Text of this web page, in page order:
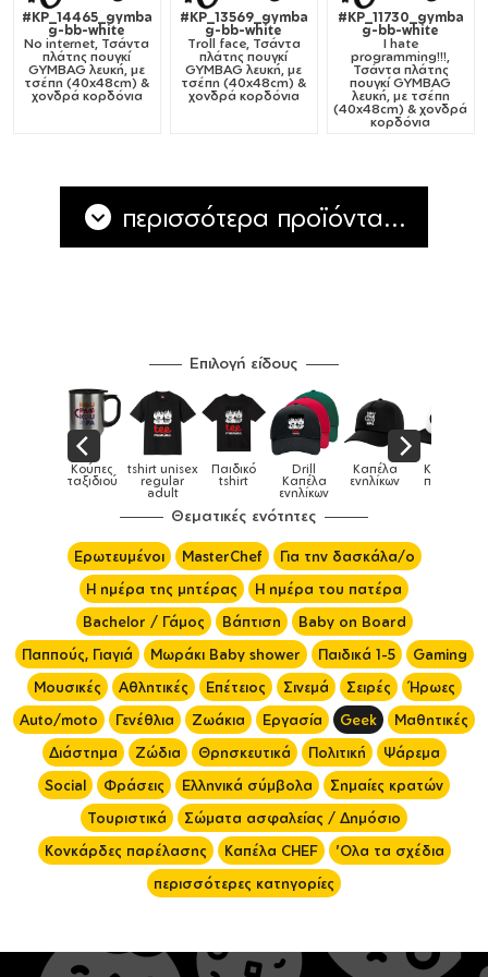
#KP_14465_gymba
g-bb-white
No internet, Τσάντα
πλάτης πουγκί
GYMBAG λευκή, με
τσέπη (40x48cm) &
χονδρά κορδόνια
#KP_13569_gymba
g-bb-white
Troll face, Τσάντα
πλάτης πουγκί
GYMBAG λευκή, με
τσέπη (40x48cm) &
χονδρά κορδόνια
#KP_11730_gymba
g-bb-white
I hate
programming!!!,
Τσάντα πλάτης
πουγκί GYMBAG
λευκή, με τσέπη
(40x48cm) & χονδρά
κορδόνια
περισσότερα προϊόντα...
Επιλογή είδους
Παιδικό
tshirt
Drill
Καπέλα
ενηλίκων
Καπέλα
ενηλίκων
Καπέλα
παιδικά Κούπες
Θεματικές ενότητες
Ερωτευμένοι MasterChef
Για την δασκάλα/ο
Η ημέρα της μητέρας
Η ημέρα του πατέρα
Bachelor / Γάμος
Βάπτιση
Baby on Board
Παππούς, Γιαγιά
Μωράκι Baby shower Παιδικά 1-5
Gaming
Μουσικές
Αθλητικές Επέτειος Σινεμά Σειρές
Ήρωες
Auto/moto
Γενέθλια Ζωάκια Εργασία Geek
Μαθητικές
Διάστημα
Ζώδια Θρησκευτικά Πολιτική
Ψάρεμα
Social
Φράσεις Ελληνικά σύμβολα
Σημαίες κρατών
Τουριστικά
Σώματα ασφαλείας / Δημόσιο
Κονκάρδες παρέλασης
Καπέλα CHEF
'Ολα τα σχέδια
περισσότερες κατηγορίες